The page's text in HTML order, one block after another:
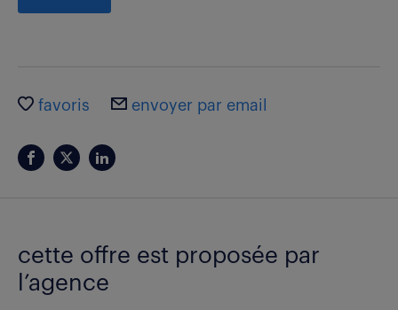
favoris envoyer par email
cette offre est proposée par
l’agence